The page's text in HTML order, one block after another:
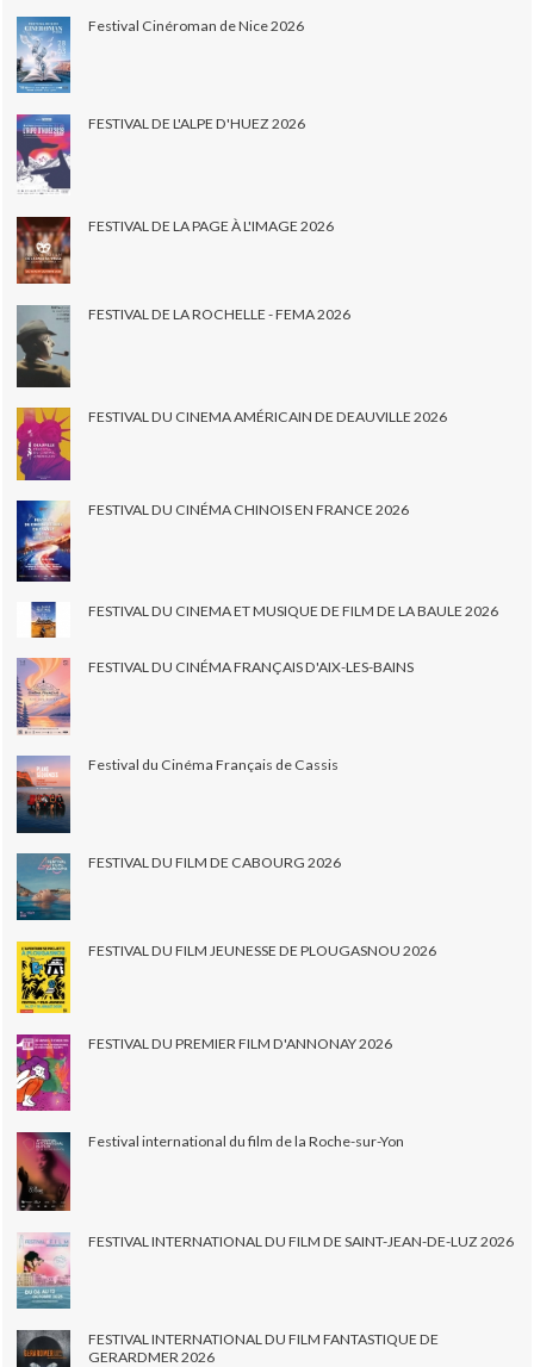
Festival Cinéroman de Nice 2026
FESTIVAL DE L'ALPE D'HUEZ 2026
FESTIVAL DE LA PAGE À L'IMAGE 2026
FESTIVAL DE LA ROCHELLE - FEMA 2026
FESTIVAL DU CINEMA AMÉRICAIN DE DEAUVILLE 2026
FESTIVAL DU CINÉMA CHINOIS EN FRANCE 2026
FESTIVAL DU CINEMA ET MUSIQUE DE FILM DE LA BAULE 2026
FESTIVAL DU CINÉMA FRANÇAIS D'AIX-LES-BAINS
Festival du Cinéma Français de Cassis
FESTIVAL DU FILM DE CABOURG 2026
FESTIVAL DU FILM JEUNESSE DE PLOUGASNOU 2026
FESTIVAL DU PREMIER FILM D'ANNONAY 2026
Festival international du film de la Roche-sur-Yon
FESTIVAL INTERNATIONAL DU FILM DE SAINT-JEAN-DE-LUZ 2026
FESTIVAL INTERNATIONAL DU FILM FANTASTIQUE DE
GERARDMER 2026